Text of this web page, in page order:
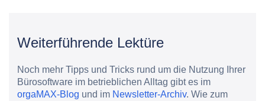
Weiterführende Lektüre
Noch mehr Tipps und Tricks rund um die Nutzung Ihrer
Bürosoftware im betrieblichen Alltag gibt es im
orgaMAX-Blog und im Newsletter-Archiv. Wie zum